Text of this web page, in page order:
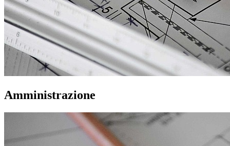
Amministrazione